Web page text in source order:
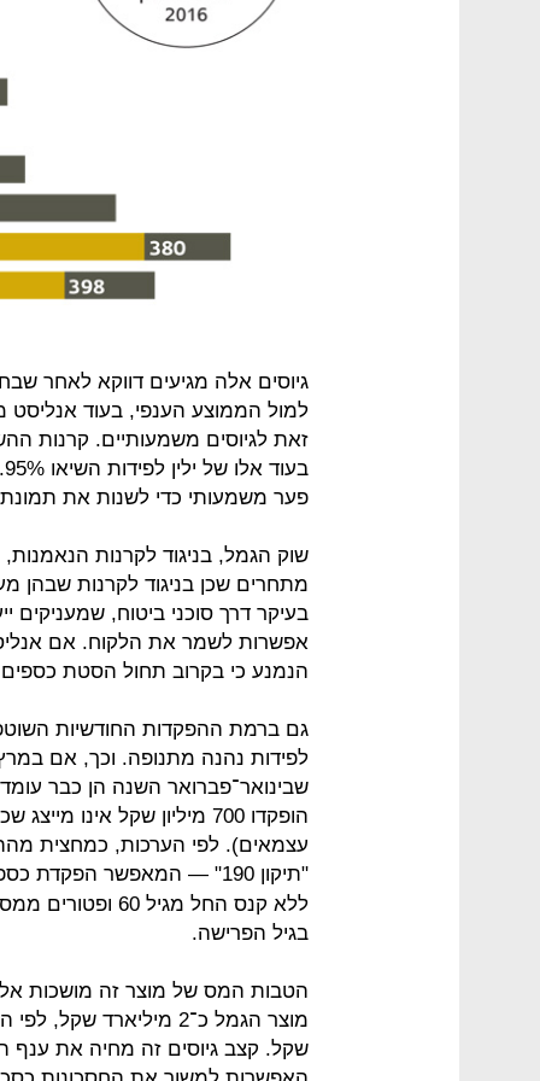
גיוסים אלה מגיעים דווקא לאחר
למול הממוצע הענפי, בעוד
פער משמעותי כדי לשנות את
שוק הגמל, בניגוד לקרנות הנאמנות,
מתחרים שכן בניגוד לקרנות שבהן
בעיקר דרך סוכני ביטוח, שמעניקים
אפשרות לשמר את הלקוח. אם
הנמנע כי בקרוב תחול הסטת
גם ברמת ההפקדות החודשיות
הופקדו 700 מיליון שקל
עצמאים). לפי הערכות, כמחצית
"תיקון 190" — המאפשר הפקדת כספי חיסכון אישי ל
ללא קנס החל
בגיל הפרישה.